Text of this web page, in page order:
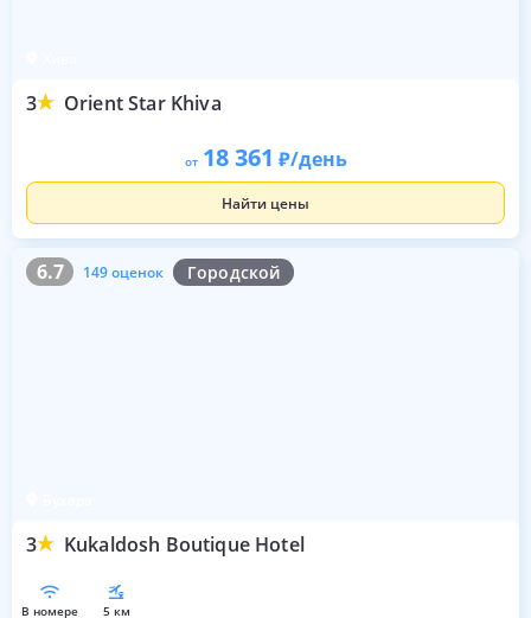
3 Orient Star Khiva
от 18 361 /день
Найти цены
6.7 149 оценок Городской
3 Kukaldosh Boutique Hotel
6.7 149 оценок
в номере 5 км